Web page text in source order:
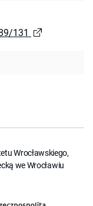
131
Wrocławskiego,
we Wrocławiu